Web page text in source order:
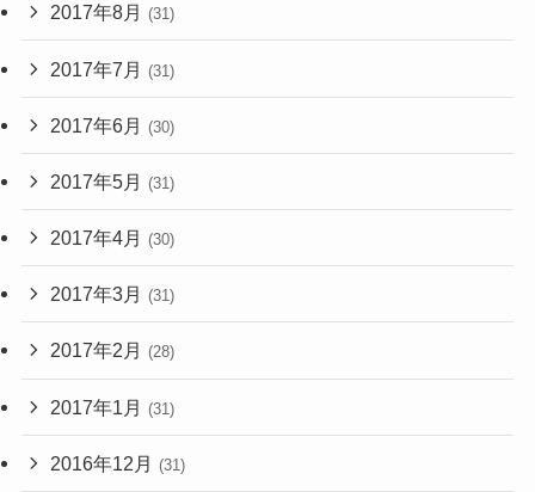
2017年8月 (31)
2017年7月 (31)
2017年6月 (30)
2017年5月 (31)
2017年4月 (30)
2017年3月 (31)
2017年2月 (28)
2017年1月 (31)
2016年12月 (31)